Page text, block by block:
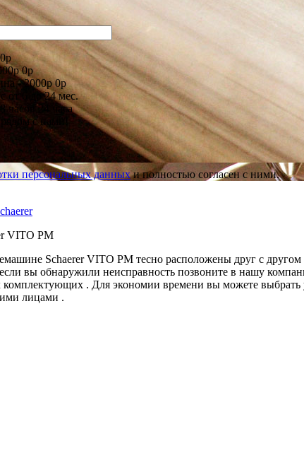
0р
-2000р0р
от 6 до 24 мес.
часов
24 часа
с нами!
персональных данныхи полностью согласен с ними.
VITO PM
Schaerer VITO PM тесно расположены друг с
вы обнаружили неисправность позвоните в нашу
. Для экономии времени вы можете выбрать
лицами .